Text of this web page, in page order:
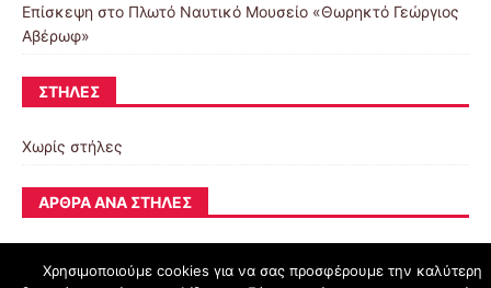
Επίσκεψη στο Πλωτό Ναυτικό Μουσείο «Θωρηκτό Γεώργιος
Αβέρωφ»
ΣΤΉΛΕΣ
Χωρίς στήλες
ΆΡΘΡΑ ΑΝΆ ΣΤΉΛΕΣ
Χρησιμοποιούμε cookies για να σας προσφέρουμε την καλύτερη